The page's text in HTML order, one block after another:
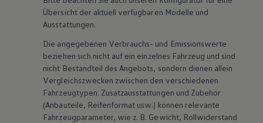
Übersicht der aktuell verfügbaren Modelle und
Ausstattungen.
Die angegebenen Verbrauchs- und Emissionswerte
beziehen sich nicht auf ein einzelnes Fahrzeug und sind
nicht Bestandteil des Angebots, sondern dienen allein
Vergleichszwecken zwischen den verschiedenen
Fahrzeugtypen. Zusatzausstattungen und Zubehör
(Anbauteile, Reifenformat usw.) können relevante
Fahrzeugparameter, wie z. B. Gewicht, Rollwiderstand